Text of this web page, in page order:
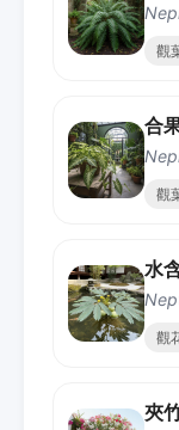
觀
合
觀
水
觀
夾